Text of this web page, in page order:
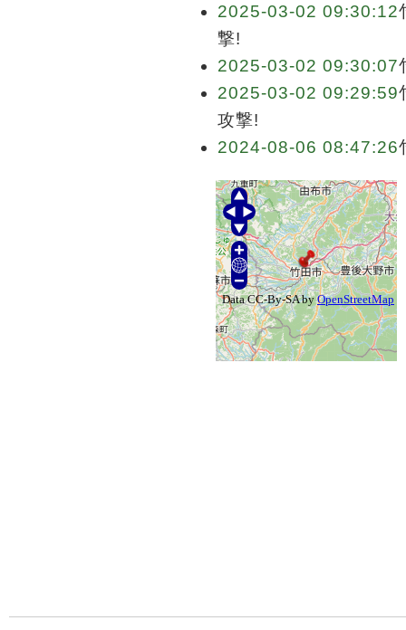
2025-03-02 09:30:12
撃!
2025-03-02 09:30:07
2025-03-02 09:29:59
攻撃!
2024-08-06 08:47:26